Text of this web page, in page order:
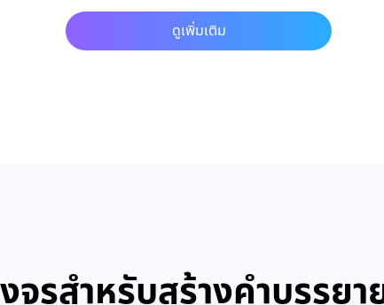
ดูเพิ่มเติม
จรสำหรับสร้างคำบรรย